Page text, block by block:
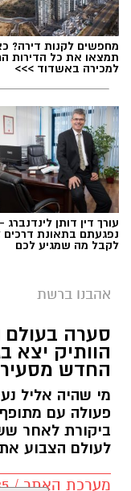
מחפשים לקנות דירה?
תמצאו את כל הדירות
למכירה באשדוד >>>
עורך דין דותן לינדנברג -
נפגעתם בתאונת דרכים
לקבל מה שמגיע לכם
אהבנו ברשת
סערה בעולם
הוותיק יצא
החדש
מי שהיה אליל
פעולה עם
ביקורת לאחר
לעולם הצבוע
מערכת האתר / 09:35 07.08.26